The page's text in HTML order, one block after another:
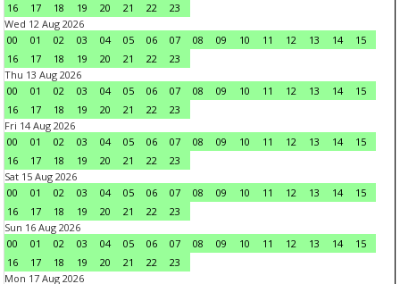
16
17 18 19 20 21 22
23
Wed 12 Aug 2026
00
01 02 03 04 05 06 07 08 09 10 11 12 13 14
15
16
17 18 19 20 21 22
23
Thu 13 Aug 2026
00
01 02 03 04 05 06 07 08 09 10 11 12 13 14
15
16
17 18 19 20 21 22
23
Fri 14 Aug 2026
00
01 02 03 04 05 06 07 08 09 10 11 12 13 14
15
16
17 18 19 20 21 22
23
Sat 15 Aug 2026
00
01 02 03 04 05 06 07 08 09 10 11 12 13 14
15
16
17 18 19 20 21 22
23
Sun 16 Aug 2026
00
01 02 03 04 05 06 07 08 09 10 11 12 13 14
15
16
17 18 19 20 21 22
23
Mon 17 Aug 2026